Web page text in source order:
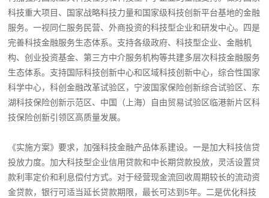
科技重大项目、国家战略科技力量和国家级科技创新平台基地的金融
服务。一视同仁服务民营、外商投资的科技型企业和研发中心。四是
完善科技金融服务生态体系。支持各级政府、科技型企业、金融机
构、创业投资基金、第三方中介服务机构等共建多层次科技金融服务
生态体系。支持国际科技创新中心和区域科技创新中心，综合性国家
科学中心，科创金融改革试验区，宁波国家保险创新综合试验区、东
湖科技保险创新示范区、中国（上海）自由贸易试验区临港新片区科
技保险创新引领区高质量发展。
《实施方案》要求，加强科技金融产品体系建设。一是加大科技信贷
投放力度。加大科技型企业信用贷款和中长期贷款投放，灵活设置贷
款利率定价和利息偿付方式。对于经营现金流回收周期较长的流动资
金贷款，银行可适当延长贷款期限，最长可达到5年。二是优化科技